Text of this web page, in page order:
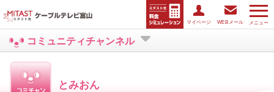
メニュー
マイページ WEBメール
コミュニティチャンネル
とみおん